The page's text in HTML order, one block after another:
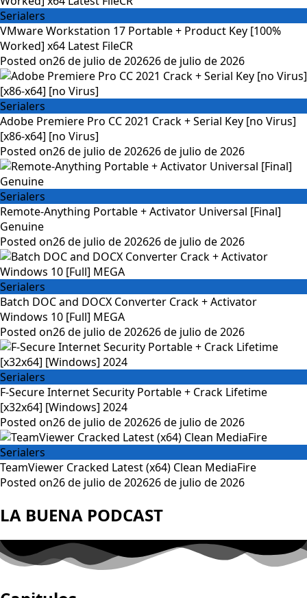
Serialers
VMware Workstation 17 Portable + Product Key [100%
Worked] x64 Latest FileCR
Posted on26 de julio de 202626 de julio de 2026
Serialers
Adobe Premiere Pro CC 2021 Crack + Serial Key [no Virus]
[x86-x64] [no Virus]
Posted on26 de julio de 202626 de julio de 2026
Serialers
Remote-Anything Portable + Activator Universal [Final]
Genuine
Posted on26 de julio de 202626 de julio de 2026
Serialers
Batch DOC and DOCX Converter Crack + Activator
Windows 10 [Full] MEGA
Posted on26 de julio de 202626 de julio de 2026
Serialers
F-Secure Internet Security Portable + Crack Lifetime
[x32x64] [Windows] 2024
Posted on26 de julio de 202626 de julio de 2026
Serialers
TeamViewer Cracked Latest (x64) Clean MediaFire
Posted on26 de julio de 202626 de julio de 2026
LA BUENA PODCAST